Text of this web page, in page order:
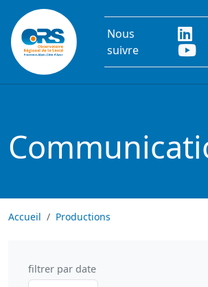
Aller au contenu principal
Nous
suivre
Accueil Productions
filtrer par date